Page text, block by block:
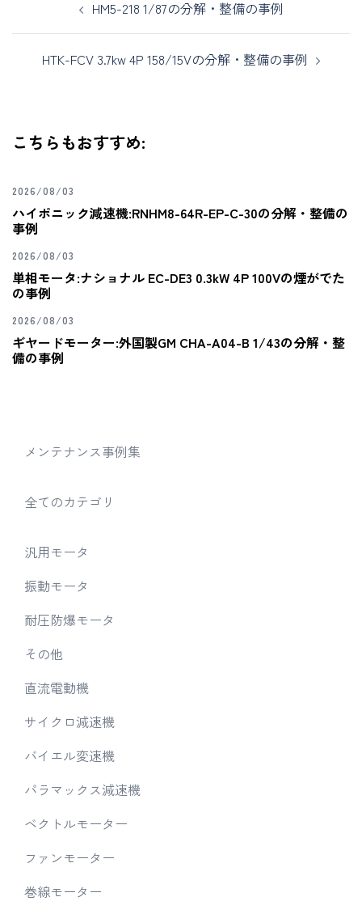
HM5-218 1/87の分解・整備の事例
HTK-FCV 3.7kw 4P 158/15Vの分解・整備の事例
こちらもおすすめ:
2026/08/03
ハイポニック減速機:RNHM8-64R-EP-C-30の分解・整備の
事例
2026/08/03
単相モータ:ナショナル EC-DE3 0.3kW 4P 100Vの煙がでた
の事例
2026/08/03
ギヤードモーター:外国製GM CHA-A04-B 1/43の分解・整
備の事例
メンテナンス事例集
全てのカテゴリ
汎用モータ
振動モータ
耐圧防爆モータ
その他
直流電動機
サイクロ減速機
バイエル変速機
パラマックス減速機
ベクトルモーター
ファンモーター
巻線モーター